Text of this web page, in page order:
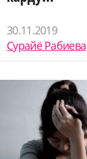
30.11.2019
Сурайё Рабиева